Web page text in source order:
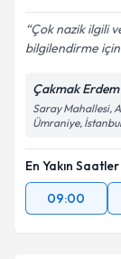
Çok nazik ilgili
bilgilendirme
Çakmak
Saray Mahallesi,
Ümraniye,
En Yakın Saatler
09:00